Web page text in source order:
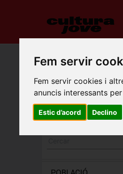
Fem servir
Fem servir cookies i
anuncis interessants
Estic d’acord Declino